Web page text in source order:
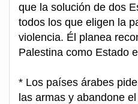
que la solución de dos
todos los que eligen la
violencia. Él planea
Palestina como Estado
* Los países árabes
las armas y abandone